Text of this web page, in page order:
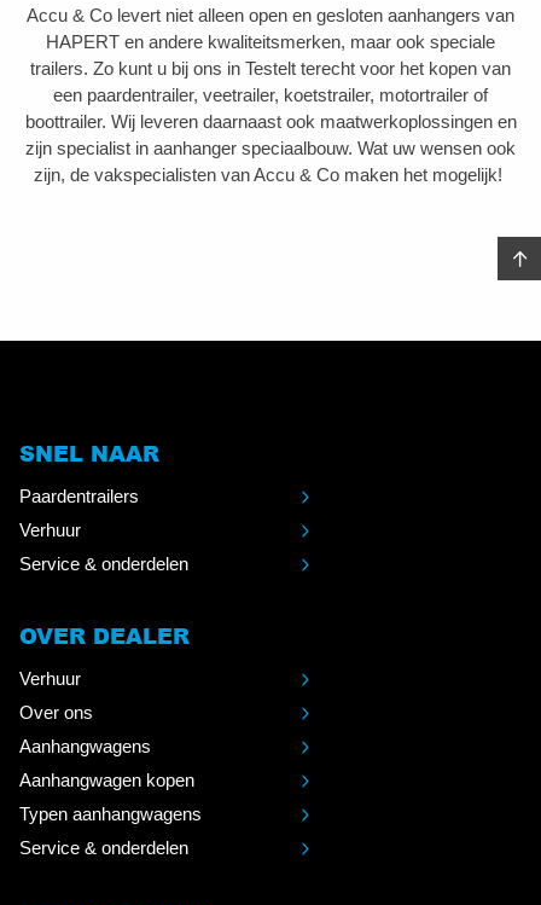
Accu & Co levert niet alleen open en gesloten aanhangers van
HAPERT en andere kwaliteitsmerken, maar ook speciale
trailers. Zo kunt u bij ons in Testelt terecht voor het kopen van
een paardentrailer, veetrailer, koetstrailer, motortrailer of
boottrailer. Wij leveren daarnaast ook maatwerkoplossingen en
zijn specialist in aanhanger speciaalbouw. Wat uw wensen ook
zijn, de vakspecialisten van Accu & Co maken het mogelijk!
SNEL NAAR
Paardentrailers
Verhuur
Service & onderdelen
OVER DEALER
Verhuur
Over ons
Aanhangwagens
Aanhangwagen kopen
Typen aanhangwagens
Service & onderdelen